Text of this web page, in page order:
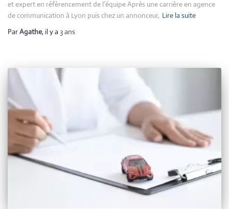
et expert en référencement de l’équipe Après une carrière en agence
de communication à Lyon puis chez un annonceur, Lire la suite
ParAgathe, il y a 3 ans